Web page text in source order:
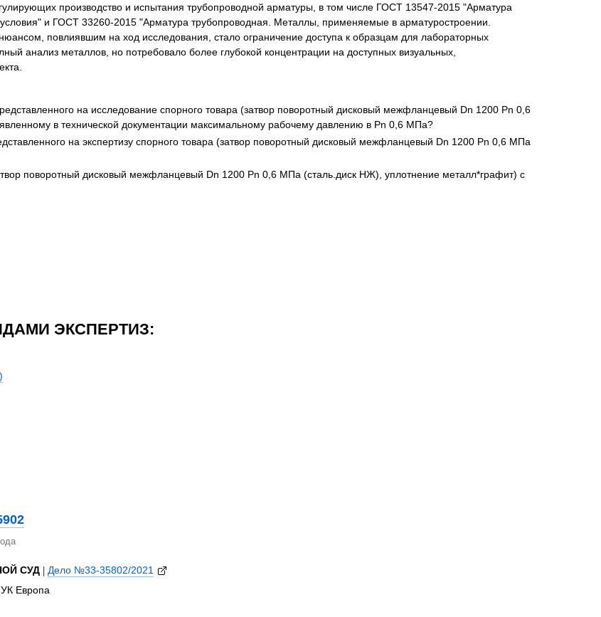
производство и испытания трубопроводной арматуры, в том числе ГОСТ 13547-2015 "Арматура
и ГОСТ 33260-2015 "Арматура трубопроводная. Металлы, применяемые в арматуростроении.
повлиявшим на ход исследования, стало ограничение доступа к образцам для лабораторных
анализ металлов, но потребовало более глубокой концентрации на доступных визуальных,
на исследование спорного товара (затвор поворотный дисковый межфланцевый Dn 1200 Pn 0,6
в технической документации максимальному рабочему давлению в Pn 0,6 МПа?
на экспертизу спорного товара (затвор поворотный дисковый межфланцевый Dn 1200 Pn 0,6 МПа
поворотный дисковый межфланцевый Dn 1200 Pn 0,6 МПа (сталь.диск НЖ), уплотнение металл*графит) с
ЭКСПЕРТИЗ:
СУД | Дело №33-35802/2021
Европа